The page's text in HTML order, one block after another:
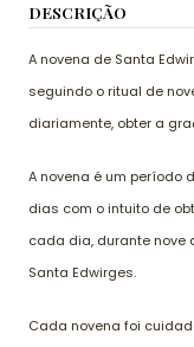
DESCRIÇÃO
A novena de Santa
seguindo o ritual de
diariamente, obter a
A novena é um período
dias com o intuito de
cada dia, durante nove
Santa Edwirges.
Cada novena foi